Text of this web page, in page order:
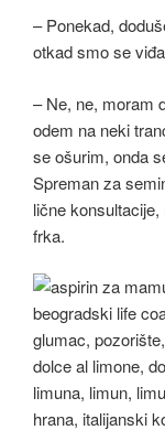
– Ponekad,
otkad smo se
– Ne, ne, moram
odem na neki
se ošurim, onda
Spreman za
lične
frka.